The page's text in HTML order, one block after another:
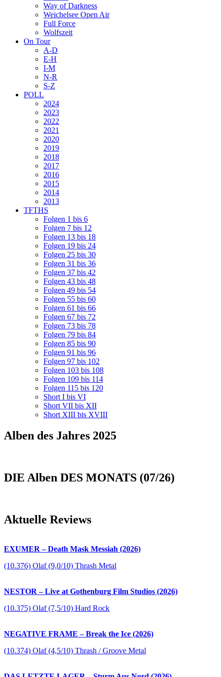
Way of Darkness
Weichelsee Open Air
Full Force
Wolfszeit
On Tour
A-D
E-H
I-M
N-R
S-Z
POLL
2024
2023
2022
2021
2020
2019
2018
2017
2016
2015
2014
2013
TFTHS
Folgen 1 bis 6
Folgen 7 bis 12
Folgen 13 bis 18
Folgen 19 bis 24
Folgen 25 bis 30
Folgen 31 bis 36
Folgen 37 bis 42
Folgen 43 bis 48
Folgen 49 bis 54
Folgen 55 bis 60
Folgen 61 bis 66
Folgen 67 bis 72
Folgen 73 bis 78
Folgen 79 bis 84
Folgen 85 bis 90
Folgen 91 bis 96
Folgen 97 bis 102
Folgen 103 bis 108
Folgen 109 bis 114
Folgen 115 bis 120
Short I bis VI
Short VII bis XII
Short XIII bis XVIII
Alben des Jahres 2025
DIE Alben DES MONATS (07/26)
Aktuelle Reviews
EXUMER – Death Mask Messiah (2026)
(10.376) Olaf (9,0/10) Thrash Metal
NESTOR – Live at Gothenburg Film Studios (2026)
(10.375) Olaf (7,5/10) Hard Rock
NEGATIVE FRAME – Break the Ice (2026)
(10.374) Olaf (4,5/10) Thrash / Groove Metal